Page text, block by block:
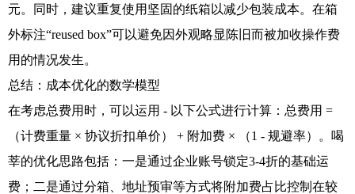
元。同时，建议重复使用坚固的纸箱以减少包装成本。在箱
外标注“reused box”可以避免因外观略显陈旧而被加收操作费
用的情况发生。
总结：成本优化的数学模型
在考虑总费用时，可以运用 - 以下公式进行计算：总费用 =
（计费重量 × 协议折扣单价） + 附加费 × （1 - 规避率）。喝
莘的优化思路包括：一是通过企业账号锁定3-4折的基础运
费；二是通过分箱、地址预审等方式将附加费占比控制在较